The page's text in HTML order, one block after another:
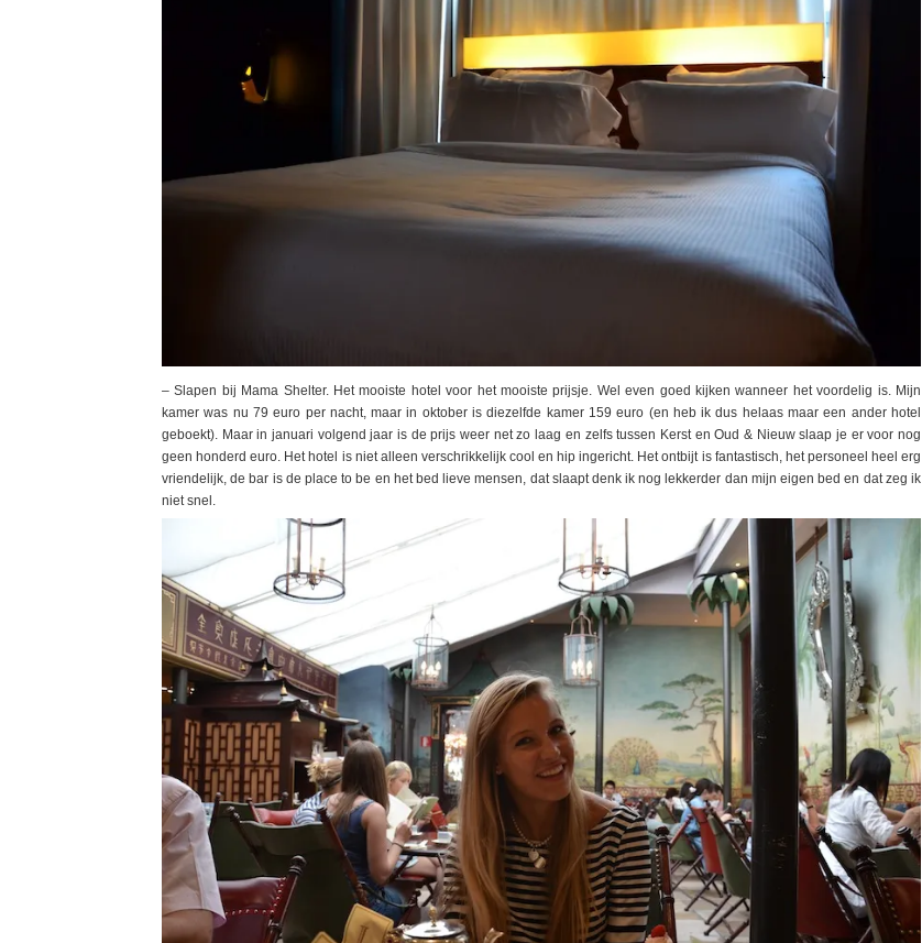
– Slapen bij Mama Shelter. Het mooiste hotel voor het mooiste prijsje. Wel even goed kijken wanneer het voordelig is. Mijn
kamer was nu 79 euro per nacht, maar in oktober is diezelfde kamer 159 euro (en heb ik dus helaas maar een ander hotel
geboekt). Maar in januari volgend jaar is de prijs weer net zo laag en zelfs tussen Kerst en Oud & Nieuw slaap je er voor nog
geen honderd euro. Het hotel is niet alleen verschrikkelijk cool en hip ingericht. Het ontbijt is fantastisch, het personeel heel erg
vriendelijk, de bar is de place to be en het bed lieve mensen, dat slaapt denk ik nog lekkerder dan mijn eigen bed en dat zeg ik
niet snel.